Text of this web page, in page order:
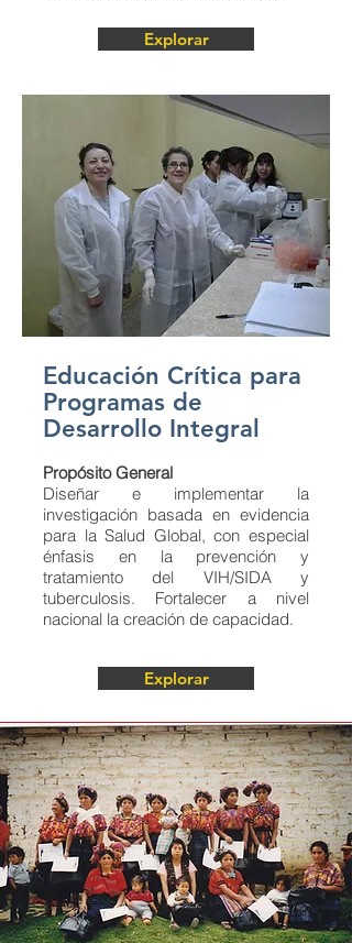
Explorar
Educación Crítica para
Programas de
Desarrollo Integral
Propósito General
Diseñar e implementar la
investigación basada en evidencia
para la Salud Global, con especial
énfasis en la prevención y
tratamiento del VIH/SIDA y
tuberculosis. Fortalecer a nivel
nacional la creación de capacidad.
Explorar